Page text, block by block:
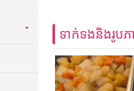
ទាក់ទងនិងរូបភ